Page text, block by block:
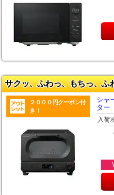
サクッ、ふわっ、もちっ、ふ
２０００円クーポン付
き！
シャ
タ
入荷